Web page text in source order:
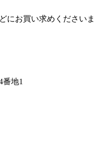
にお買い求めくださいま
地1